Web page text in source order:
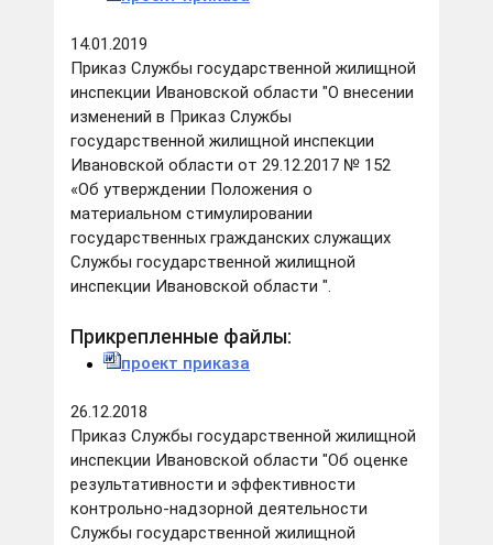
14.01.2019
Приказ Службы государственной жилищной
инспекции Ивановской области "О внесении
изменений в Приказ Службы
государственной жилищной инспекции
Ивановской области от 29.12.2017 № 152
«Об утверждении Положения о
материальном стимулировании
государственных гражданских служащих
Службы государственной жилищной
инспекции Ивановской области ".
Прикрепленные файлы:
проект приказа
26.12.2018
Приказ Службы государственной жилищной
инспекции Ивановской области "Об оценке
результативности и эффективности
контрольно-надзорной деятельности
Службы государственной жилищной